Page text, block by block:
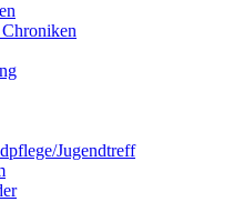
Jugendtreff